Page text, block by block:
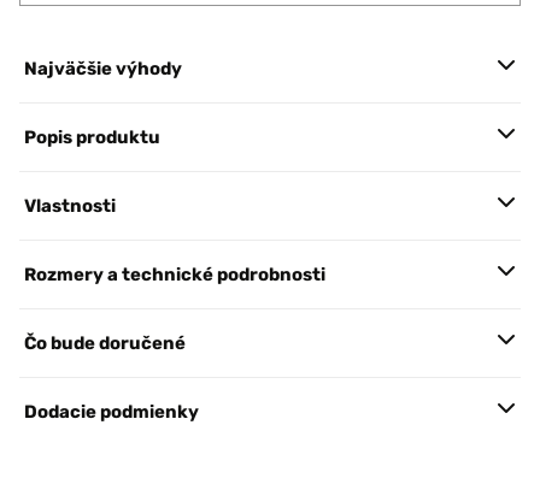
Najväčšie výhody
Popis produktu
Vlastnosti
Rozmery a technické podrobnosti
Čo bude doručené
Dodacie podmienky